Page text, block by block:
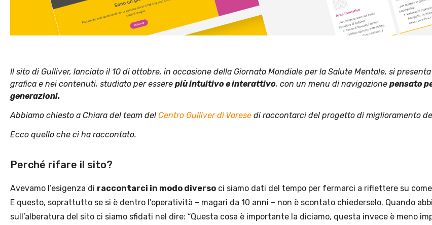
Il sito di Gulliver, lanciato il 10 di ottobre, in occasione della Giornata Mondiale per la Salute Mentale, si
grafica e nei contenuti, studiato per essere più intuitivo e interattivo, con un menu di navigazione pensato
generazioni.
Abbiamo chiesto a Chiara del team del Centro Gulliver di Varese di raccontarci del progetto di miglioramento
Ecco quello che ci ha raccontato.
Perché rifare il sito?
Avevamo l’esigenza di raccontarci in modo diverso ci siamo dati del tempo per fermarci a riflettere su
E questo, soprattutto se si è dentro l’operatività – magari da 10 anni – non è scontato chiederselo. Quando
sull’alberatura del sito ci siamo sfidati nel dire: “Questa cosa è importante la diciamo, questa invece è meno